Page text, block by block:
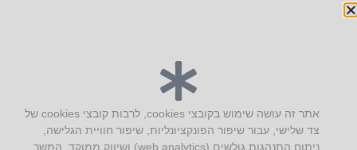
אתר זה עושה שימוש בקובצי cookies, לרבות קובצי cookies של
צד שלישי, עבור שיפור הפונקציונליות, שיפור חוויית הגלישה,
ניתוח התנהגות גולשים (web analytics) ושיווק ממוקד. המשך